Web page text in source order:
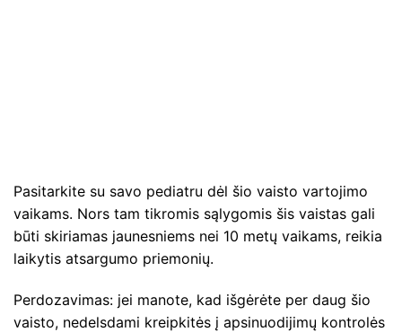
Pasitarkite su savo pediatru dėl šio vaisto vartojimo
vaikams. Nors tam tikromis sąlygomis šis vaistas gali
būti skiriamas jaunesniems nei 10 metų vaikams, reikia
laikytis atsargumo priemonių.
Perdozavimas: jei manote, kad išgėrėte per daug šio
vaisto, nedelsdami kreipkitės į apsinuodijimų kontrolės